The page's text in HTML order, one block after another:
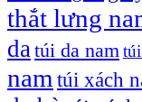
thắt lưng
da túi da nam
nam túi xách